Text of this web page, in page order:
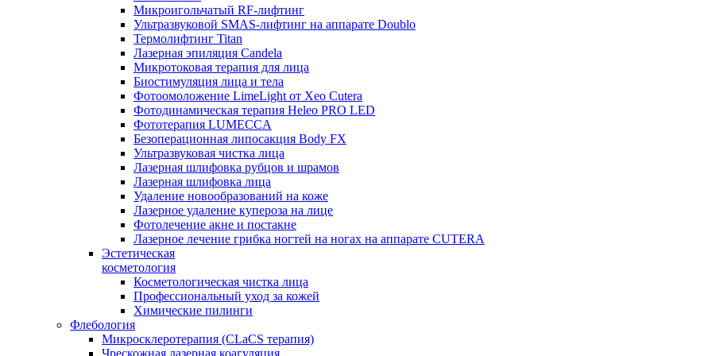
Микроигольчатый RF-лифтинг
Ультразвуковой SMAS-лифтинг на аппарате Doublo
Термолифтинг Titan
Лазерная эпиляция Сandela
Микротоковая терапия для лица
Биостимуляция лица и тела
Фотоомоложение LimeLight от Xeo Cutera
Фотодинамическая терапия Heleo PRO LED
Фототерапия LUMECCA
Безоперационная липосакция Body FX
Ультразвуковая чистка лица
Лазерная шлифовка рубцов и шрамов
Лазерная шлифовка лица
Удаление новообразований на коже
Лазерное удаление купероза на лице
Фотолечение акне и постакне
Лазерное лечение грибка ногтей на ногах на аппарате CUTERA
Эстетическая
косметология
Косметологическая чистка лица
Профессиональный уход за кожей
Химические пилинги
Флебология
Микросклеротерапия (CLaCS терапия)
Чрескожная лазерная коагуляция